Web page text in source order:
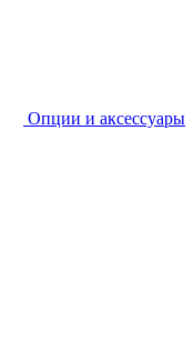
Опции и аксессуары